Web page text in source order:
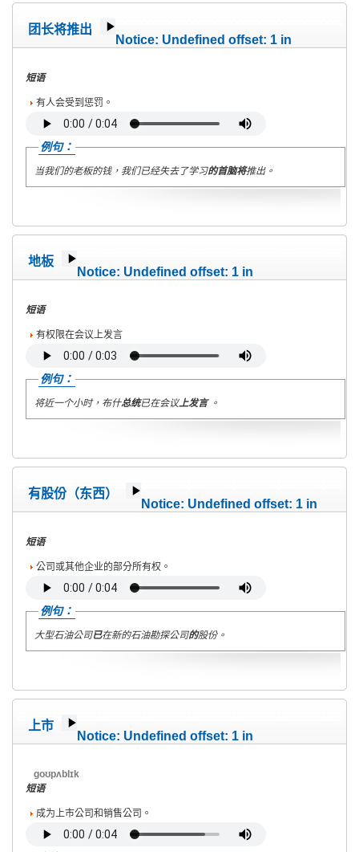
团长将推出
Notice: Undefined offset: 1 in
短语
有人会受到惩罚。
例句：
当我们的老板的钱，我们已经失去了学习的首脑将推出。
地板
Notice: Undefined offset: 1 in
短语
有权限在会议上发言
例句：
将近一个小时，布什总统已在会议上发言。
有股份（东西）
Notice: Undefined offset: 1 in
短语
公司或其他企业的部分所有权。
例句：
大型石油公司已在新的石油勘探公司的股份。
上市
Notice: Undefined offset: 1 in
goʊpʌblɪk
短语
成为上市公司和销售公司。